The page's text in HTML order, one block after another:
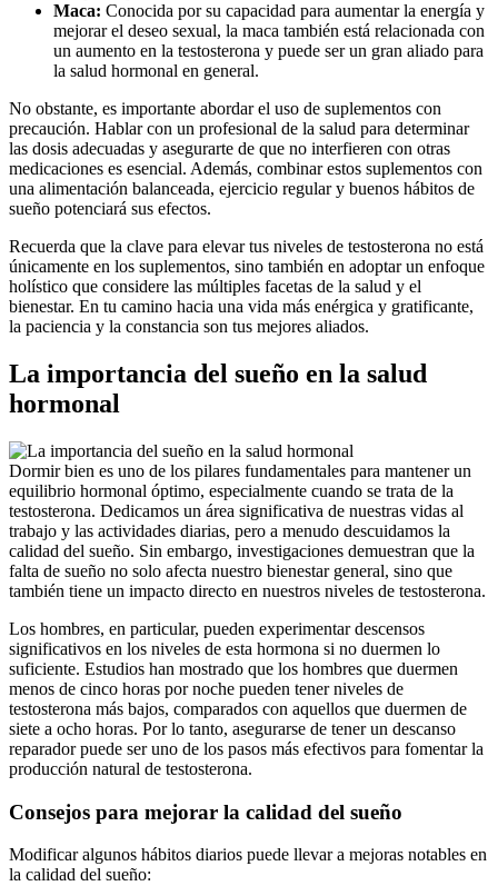
Maca: Conocida por su capacidad para aumentar la energía y
mejorar el deseo sexual, la maca también está relacionada con
un aumento en la testosterona y puede ser un gran aliado para
la salud hormonal en general.
No obstante, es importante abordar el uso de suplementos con
precaución. Hablar con un profesional de la salud para determinar
las dosis adecuadas y asegurarte de que no interfieren con otras
medicaciones es esencial. Además, combinar estos suplementos con
una alimentación balanceada, ejercicio regular y buenos hábitos de
sueño potenciará sus efectos.
Recuerda que la clave para elevar tus niveles de testosterona no está
únicamente en los suplementos, sino también en adoptar un enfoque
holístico que considere las múltiples facetas de la salud y el
bienestar. En tu camino hacia una vida más enérgica y gratificante,
la paciencia y la constancia son tus mejores aliados.
La importancia del sueño en la salud
hormonal
Dormir bien es uno de los pilares fundamentales para mantener un
equilibrio hormonal óptimo, especialmente cuando se trata de la
testosterona. Dedicamos un área significativa de nuestras vidas al
trabajo y las actividades diarias, pero a menudo descuidamos la
calidad del sueño. Sin embargo, investigaciones demuestran que la
falta de sueño no solo afecta nuestro bienestar general, sino que
también tiene un impacto directo en nuestros niveles de testosterona.
Los hombres, en particular, pueden experimentar descensos
significativos en los niveles de esta hormona si no duermen lo
suficiente. Estudios han mostrado que los hombres que duermen
menos de cinco horas por noche pueden tener niveles de
testosterona más bajos, comparados con aquellos que duermen de
siete a ocho horas. Por lo tanto, asegurarse de tener un descanso
reparador puede ser uno de los pasos más efectivos para fomentar la
producción natural de testosterona.
Consejos para mejorar la calidad del sueño
Modificar algunos hábitos diarios puede llevar a mejoras notables en
la calidad del sueño: